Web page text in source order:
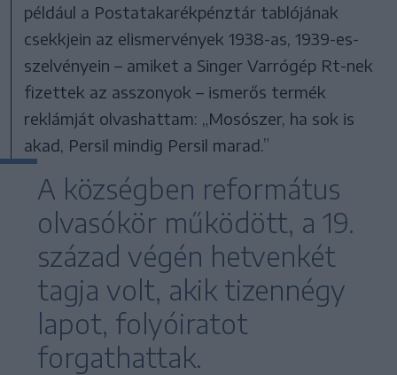
például a Postatakarékpénztár tablójának
csekkjein az elismervények 1938-as, 1939-es-
szelvényein – amiket a Singer Varrógép Rt-nek
fizettek az asszonyok – ismerős termék
reklámját olvashattam: „Mosószer, ha sok is
akad, Persil mindig Persil marad.”
A községben református
olvasókör működött, a 19.
század végén hetvenkét
tagja volt, akik tizennégy
lapot, folyóiratot
forgathattak.